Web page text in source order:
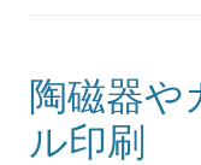
陶磁器や
ル印刷